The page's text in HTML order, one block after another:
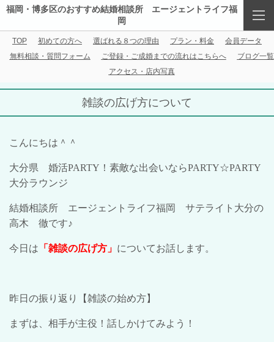
福岡・博多区のおすすめ結婚相談所 エージェントライフ福
岡
TOP 初めての方へ 選ばれる８つの理由 プラン・料金
会員データ
無料相談・質問フォーム
ご登録・ご成婚までの流れはこちらへ
ブログ一覧
アクセス・店内写真
雑談の広げ方について
こんにちは＾＾
大分県 婚活PARTY ！素敵な出会いならPARTY☆PARTY
大分ラウンジ
結婚相談所 エージェントライフ福岡 サテライト大分の
高木 徹です♪
今日は 「雑談の広げ方」 についてお話します。
昨日の振り返り【雑談の始め方】
まずは、相手が主役！話しかけてみよう！